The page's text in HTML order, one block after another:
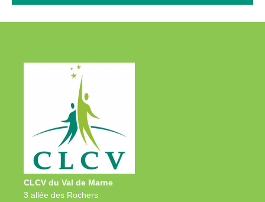
CLCV du Val de Marne
3 allée des Rochers